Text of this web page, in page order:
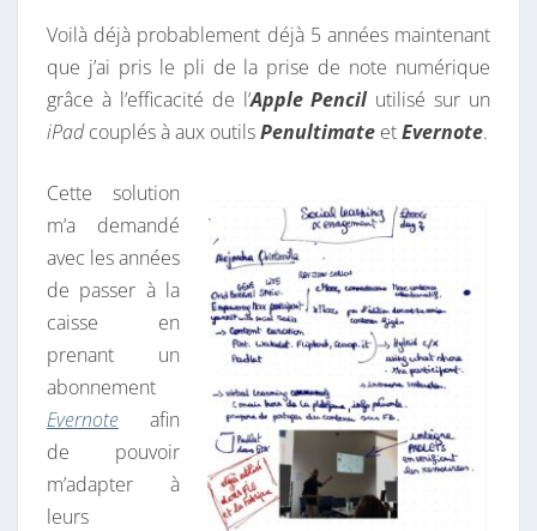
T
I
M
A
N
O
T
E
H
E
L
F
A
I
R
E
Voilà déjà probablement déjà 5 années maintenant
que j’ai pris le pli de la prise de note numérique
grâce à l’efficacité de l’Apple Pencil utilisé sur un
iPadcouplés à aux outilsPenultimate etEvernote.
Cette solution
m’a demandé
avec les années
de passer à la
caisse en
prenant un
abonnement
Evernote afin
de pouvoir
m’adapter à
leurs